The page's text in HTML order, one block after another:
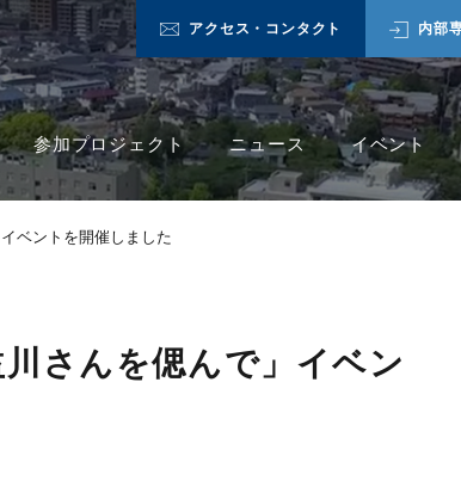
アクセス・コンタクト 内部
参加プロジェクト ニュース イベント
ベントを開催しました
川さんを偲んで」イベン